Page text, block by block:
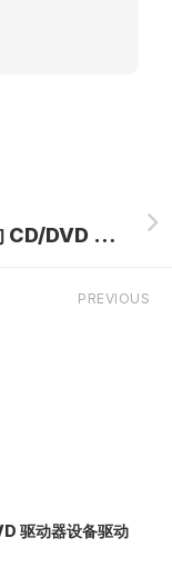
Windows 7 安装出现“缺少所需的 CD/DVD 驱动器设备驱动程序” 解决方案 | 2026年3月测试可用
PREVIOUS
驱动器设备驱动